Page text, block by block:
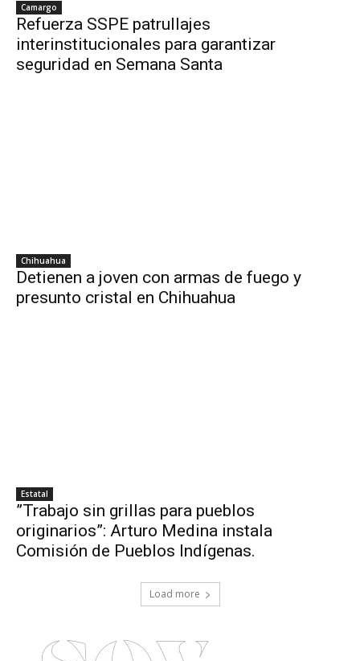
Camargo
Refuerza SSPE patrullajes
interinstitucionales para garantizar
seguridad en Semana Santa
Chihuahua
Detienen a joven con armas de fuego y
presunto cristal en Chihuahua
Estatal
”Trabajo sin grillas para pueblos
originarios”: Arturo Medina instala
Comisión de Pueblos Indígenas.
Load more